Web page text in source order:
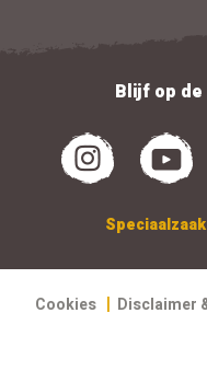
Blijf op
Cookies | Disclaimer